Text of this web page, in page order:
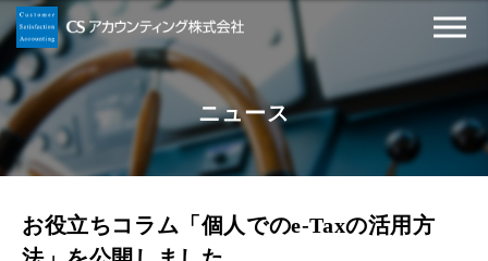
ニュース
お役立ちコラム「個人でのe-Taxの活用方